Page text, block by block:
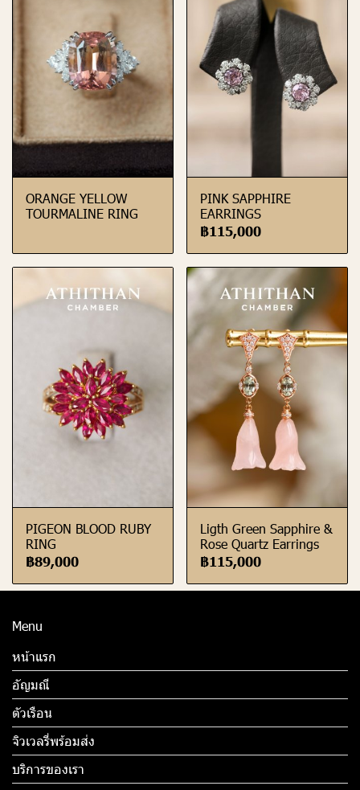
ORANGE YELLOW
TOURMALINE RING
PINK SAPPHIRE
EARRINGS
฿115,000
PIGEON BLOOD RUBY
RING
฿89,000
Ligth Green Sapphire &
Rose Quartz Earrings
฿115,000
Menu
หน้าแรก
อัญมณี
ตัวเรือน
จิวเวลรี่พร้อมส่ง
บริการของเรา